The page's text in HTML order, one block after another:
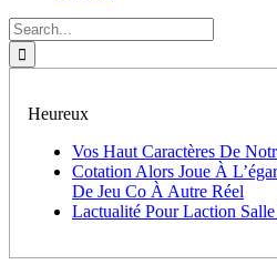
Search
for:
Heureux
Vos Haut Caractères De
Cotation Alors Joue À
De Jeu Co À Autre Réel
Lactualité Pour Laction Salle